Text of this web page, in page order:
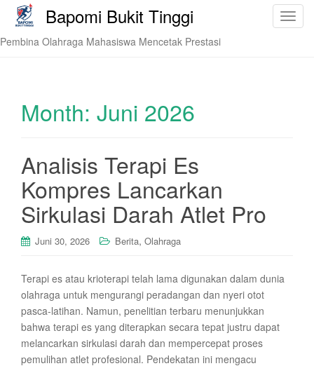
T
Bapomi Bukit Tinggi
Pembina Olahraga Mahasiswa Mencetak Prestasi
Month: Juni 2026
Analisis Terapi Es
Kompres Lancarkan
Sirkulasi Darah Atlet Pro
Juni 30, 2026 Berita, Olahraga
Terapi es atau krioterapi telah lama digunakan dalam dunia
olahraga untuk mengurangi peradangan dan nyeri otot
pasca-latihan. Namun, penelitian terbaru menunjukkan
bahwa terapi es yang diterapkan secara tepat justru dapat
melancarkan sirkulasi darah dan mempercepat proses
pemulihan atlet profesional. Pendekatan ini mengacu